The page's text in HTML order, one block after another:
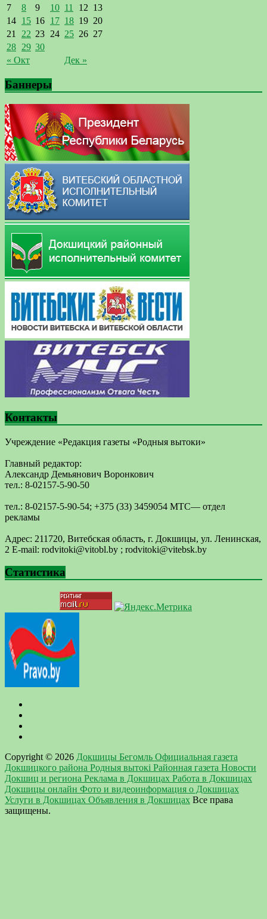
« Окт Дек »
7
8 9 10 11 12 13
14 15 16 17 18 19 20
21
22 23 24 25 26 27
28 29 30
Баннеры
Контакты
Учреждение «Редакция газеты «Родныя вытоки»
Главный редактор:
Александр Демьянович Воронкович
тел.: 8-02157-5-90-50
тел.: 8-02157-5-90-54; +375 (33) 3459054 МТС— отдел
рекламы
Адрес: 211720, Витебская область, г. Докшицы, ул. Ленинская,
2 E-mail: ​rodvitoki@​​vitobl​.by ; rodvitoki@vitebsk.by
Статистика
Copyright © 2026 Докшицы Бегомль Официальная газета
Докшицкого района Родныя вытокi Районная газета Новости
Докшиц и региона Реклама в Докшицах Работа в Докшицах
Докшицы онлайн Фото и видеоинформация о Докшицах
Услуги в Докшицах Объявления в Докшицах Все права
защищены.